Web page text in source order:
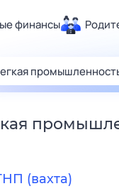
финансы
(вахта)